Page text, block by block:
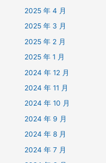
2025 年 4 月
2025 年 3 月
2025 年 2 月
2025 年 1 月
2024 年 12 月
2024 年 11 月
2024 年 10 月
2024 年 9 月
2024 年 8 月
2024 年 7 月